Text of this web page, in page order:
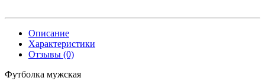
Описание
Характеристики
Отзывы (0)
Футболка мужская